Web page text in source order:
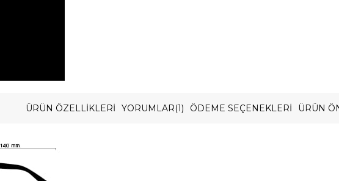
ÜRÜN ÖZELLIKLERI YORUMLAR(1) ÖDEME SEÇENEKLERI ÜRÜN